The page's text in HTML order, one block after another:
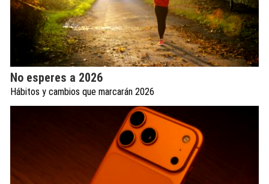
No esperes a 2026
Hábitos y cambios que marcarán 2026